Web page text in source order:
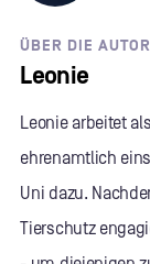
ÜBER DIE
Leonie
Leonie arbeitet
ehrenamtlich
Uni dazu.
Tierschutz